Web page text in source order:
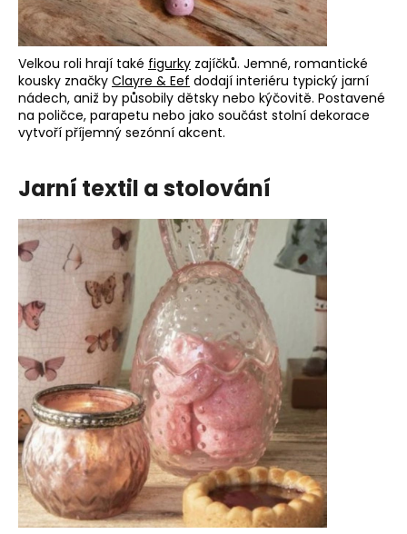
Velkou roli hrají také figurky zajíčků. Jemné, romantické
kousky značky Clayre & Eef dodají interiéru typický jarní
nádech, aniž by působily dětsky nebo kýčovitě. Postavené
na poličce, parapetu nebo jako součást stolní dekorace
vytvoří příjemný sezónní akcent.
Jarní textil a stolování